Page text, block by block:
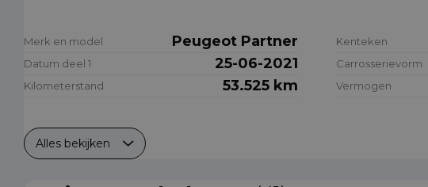
Merk en model Peugeot Partner Kenteken
Datum deel 1 25-06-2021 Carrosserievorm
Kilometerstand 53.525 km Vermogen
Alles bekijken